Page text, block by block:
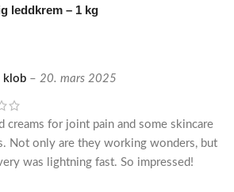
leddkrem – 1 kg
klob – 20. mars 2025
creams for joint pain and some skincare
Not only are they working wonders, but
was lightning fast. So impressed!